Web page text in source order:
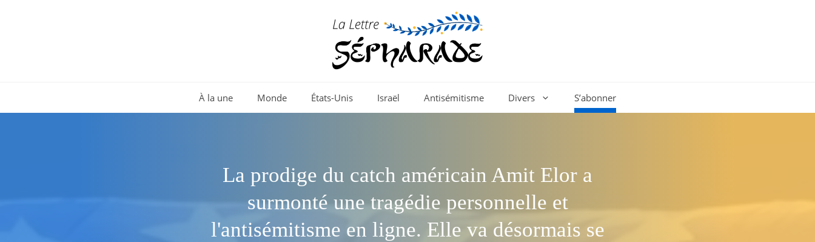
À la une Monde États-Unis Israël Antisémitisme Divers S’abonner
La prodige du catch américain Amit Elor a
surmonté une tragédie personnelle et
l'antisémitisme en ligne. Elle va désormais se